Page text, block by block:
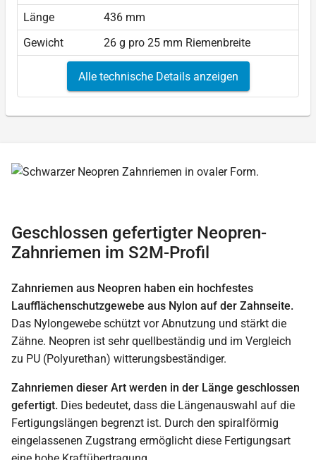
Länge
436 mm
Gewicht
26 g pro 25 mm Riemenbreite
Alle technische Details anzeigen
Geschlossen gefertigter Neopren-
Zahnriemen im S2M-Profil
Zahnriemen aus Neopren haben ein hochfestes
Laufflächenschutzgewebe aus Nylon auf der Zahnseite.
Das Nylongewebe schützt vor Abnutzung und stärkt die
Zähne. Neopren ist sehr quellbeständig und im Vergleich
zu PU (Polyurethan) witterungsbeständiger.
Zahnriemen dieser Art werden in der Länge geschlossen
gefertigt. Dies bedeutet, dass die Längenauswahl auf die
Fertigungslängen begrenzt ist. Durch den spiralförmig
eingelassenen Zugstrang ermöglicht diese Fertigungsart